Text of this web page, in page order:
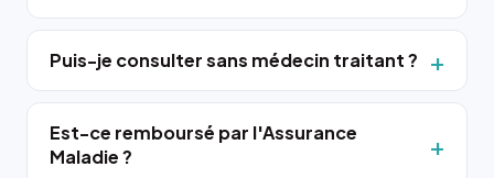
Puis-je consulter sans médecin traitant ?
Est-ce remboursé par l'Assurance
Maladie ?